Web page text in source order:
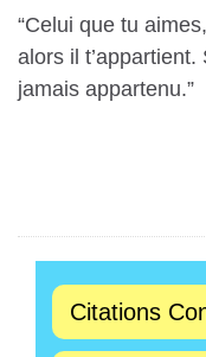
“Celui que tu
alors il t’appartient.
jamais appartenu.”
Citations